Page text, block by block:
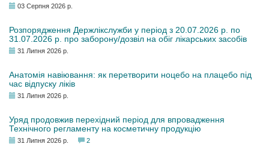
03 Серпня 2026 р.
Розпорядження Держлікслужби у період з 20.07.2026 р. по
31.07.2026 р. про заборону/дозвіл на обіг лікарських засобів
31 Липня 2026 р.
Анатомія навіювання: як перетворити ноцебо на плацебо під
час відпуску ліків
31 Липня 2026 р.
Уряд продовжив перехідний період для впровадження
Технічного регламенту на косметичну продукцію
31 Липня 2026 р. 2